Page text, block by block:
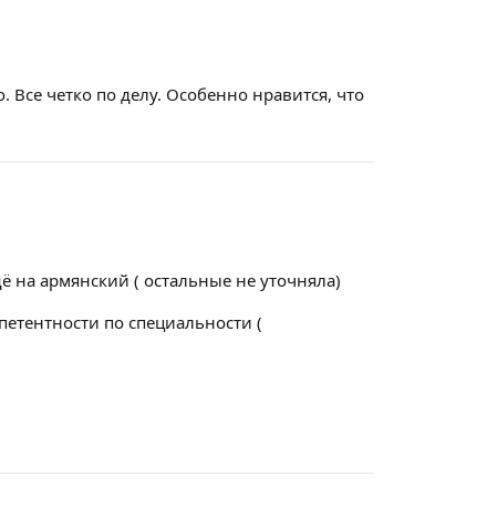
четко по делу. Особенно нравится, что
на армянский ( остальные не уточняла)
по специальности (